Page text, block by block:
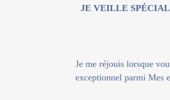
JE VEILLE
Je me réjouis lorsque
exceptionnel parmi Mes